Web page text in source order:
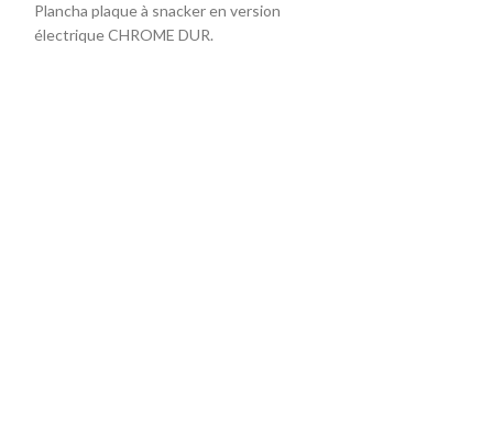
Plancha plaque à snacker en version
électrique CHROME DUR.